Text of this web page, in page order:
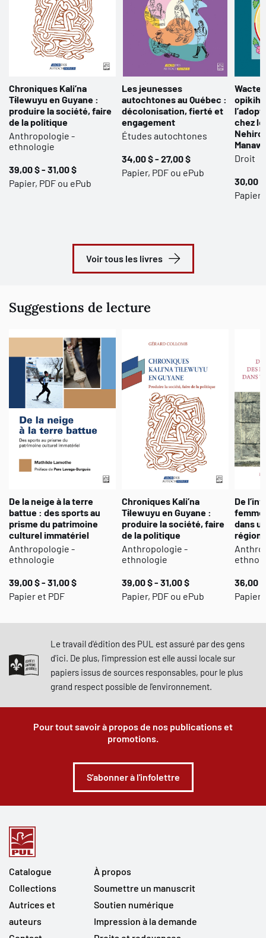
Chroniques Kali’na
Tɨlewuyu en Guyane :
produire la société, faire
de la politique
Anthropologie -
ethnologie
39,00 $ - 31,00 $
Papier, PDF ou ePub
Les jeunesses
autochtones au Québec :
décolonisation, fierté et
engagement
Études autochtones
34,00 $ - 27,00 $
Papier, PDF ou ePub
chez
Droit
30,00
Papier,
Voir tous les livres
Suggestions de lecture
De la neige à la terre
battue : des sports au
prisme du patrimoine
culturel immatériel
Anthropologie -
ethnologie
39,00 $ - 31,00 $
Papier et PDF
Chroniques Kali’na
Tɨlewuyu en Guyane :
produire la société, faire
de la politique
Anthropologie -
ethnologie
39,00 $ - 31,00 $
Papier, PDF ou ePub
De
dans
36,00
Papier,
Le travail d'édition des PUL est assuré par des gens
d'ici. De plus, l'impression est elle aussi locale sur
papiers issus de sources responsables, pour le plus
grand respect possible de l'environnement.
Pour tout savoir à propos de nos publications et
promotions.
S'abonner à l'infolettre
Catalogue
Collections
Autrices et
auteurs
À propos
Soumettre un manuscrit
Soutien numérique
Impression à la demande